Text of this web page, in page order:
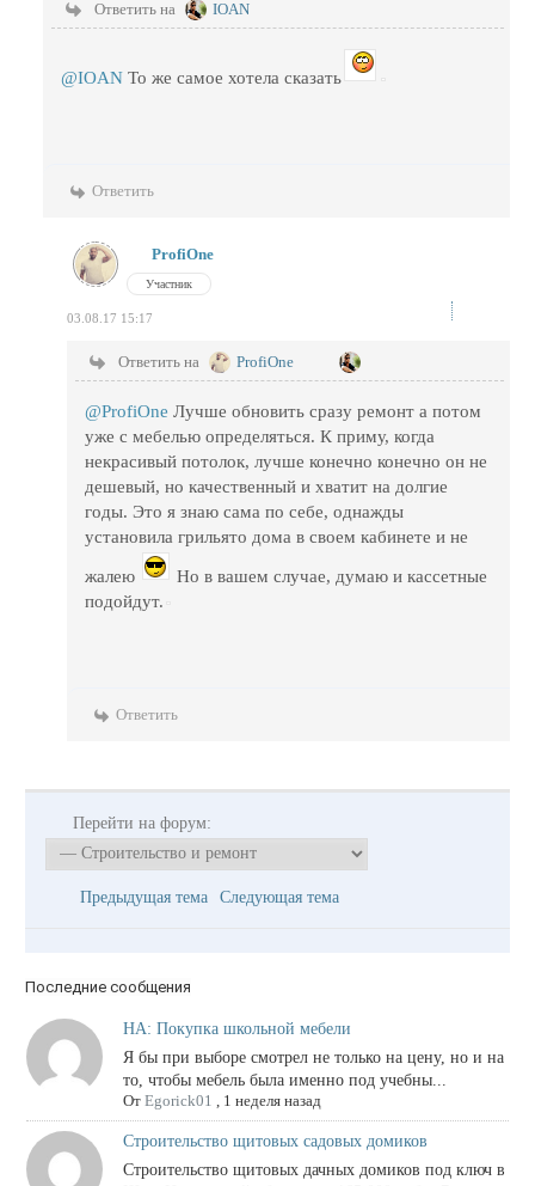
Ответить на IOAN
@IOAN То же самое хотела сказать
Ответить
ProfiOne
Участник
03.08.17 15:17
Ответить на ProfiOne
@ProfiOne Лучше обновить сразу ремонт а потом
уже с мебелью определяться. К приму, когда
некрасивый потолок, лучше конечно конечно он не
дешевый, но качественный и хватит на долгие
годы. Это я знаю сама по себе, однажды
установила грильято дома в своем кабинете и не
жалею
Но в вашем случае, думаю и кассетные
подойдут.
Ответить
Перейти на форум:
Предыдущая тема Следующая тема
Последние сообщения
НА: Покупка школьной мебели
Я бы при выборе смотрел не только на цену, но и на
то, чтобы мебель была именно под учебны...
От Egorick01 , 1 неделя назад
Строительство щитовых садовых домиков
Строительство щитовых дачных домиков под ключ в